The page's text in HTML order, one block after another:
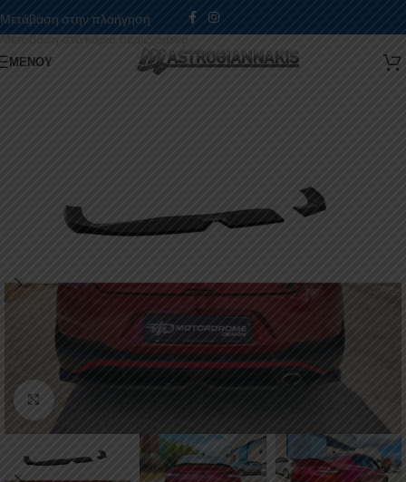
Μετάβαση στην πλοήγηση
Μετάβαση στο κύριο περιεχόμενο
ΜΕΝΟΎ
Κάντε κλικ για μεγέθυνση